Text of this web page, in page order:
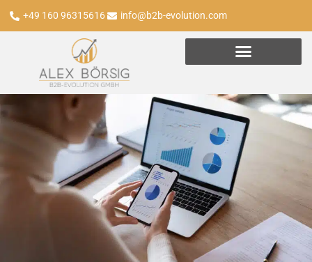
+49 160 96315616 info@b2b-evolution.com